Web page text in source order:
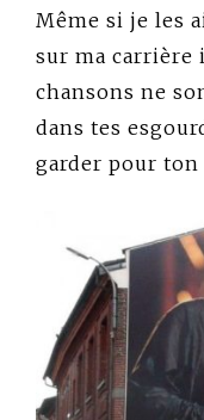
Même si je les
sur ma carrière
chansons ne
dans tes
garder pour ton